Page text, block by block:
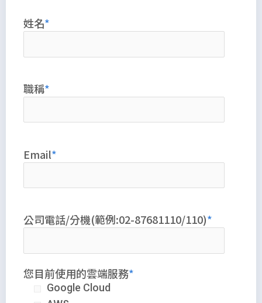
姓名
職稱
Email
公司電話/分機(範例:02-87681110/110)
您目前使用的雲端服務
Google Cloud